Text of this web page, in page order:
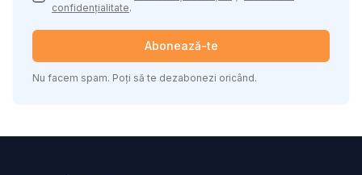
confidențialitate.
Abonează-te
Nu facem spam. Poți să te dezabonezi oricând.